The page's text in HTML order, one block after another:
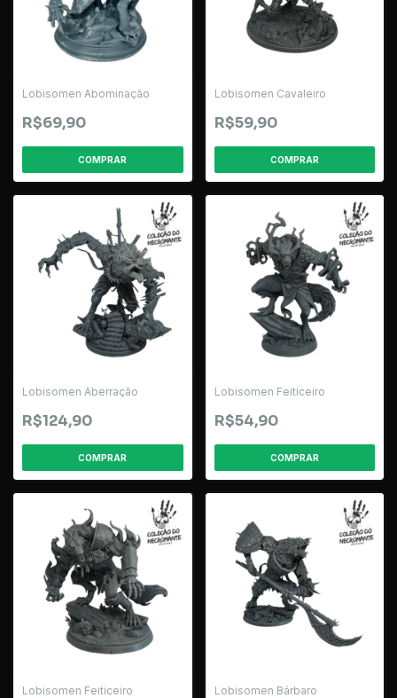
Lobisomen Abominação
R$69,90
Lobisomen Cavaleiro
R$59,90
Lobisomen Aberração
R$124,90
Lobisomen Feiticeiro
R$54,90
Lobisomen Feiticeiro Lobisomen Bárbaro